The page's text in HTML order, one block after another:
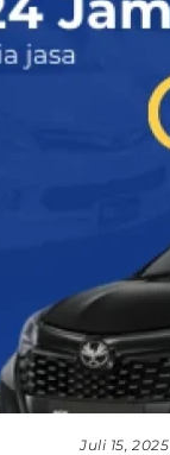
Juli 15, 2025